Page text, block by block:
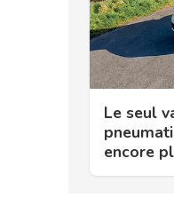
Le seul
encore